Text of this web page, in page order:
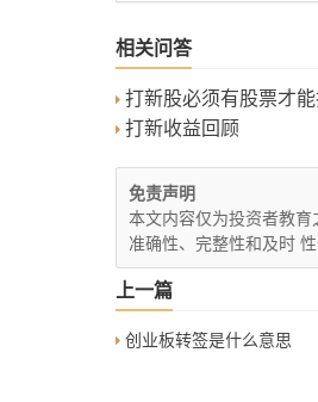
相关问答
打新股必须有股票才
打新收益回顾
免责声明
本文内容仅为投资者教
准确性、完整性和及时
上一篇
创业板转签是什么意思